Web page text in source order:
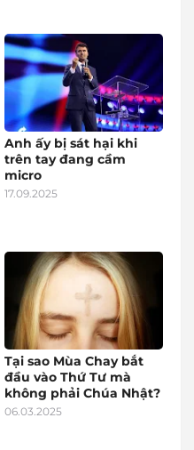
Anh ấy bị sát hại khi
trên tay đang cầm
micro
17.09.2025
Tại sao Mùa Chay bắt
đầu vào Thứ Tư mà
không phải Chúa Nhật?
06.03.2025